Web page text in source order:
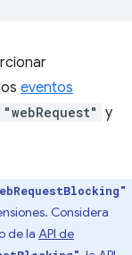
eventos
"webRequest" y
Considera
de la API de